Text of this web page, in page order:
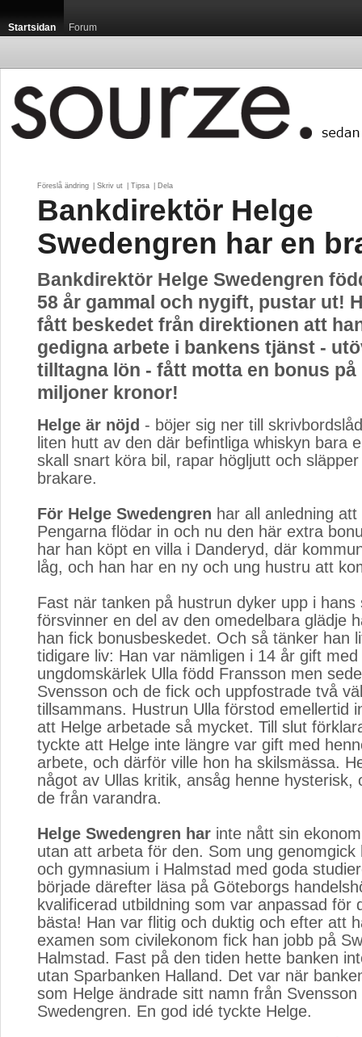
Startsidan Forum
Föreslå ändring Skriv ut Tipsa Dela
Bankdirektör Helge
Swedengren har en
Bankdirektör Helge Swedengren
58 år gammal och nygift, pustar ut!
fått beskedet från direktionen att
gedigna arbete i bankens tjänst -
tilltagna lön - fått motta en bonus på
miljoner kronor!
Helge är nöjd - böjer sig ner till
liten hutt av den där befintliga whiskyn bara
skall snart köra bil, rapar högljutt och
brakare.
För Helge Swedengren har all anledning
Pengarna flödar in och nu den här extra
har han köpt en villa i Danderyd, där
låg, och han har en ny och ung hustru att
Fast när tanken på hustrun dyker upp i hans
försvinner en del av den omedelbara glädje
han fick bonusbeskedet. Och så tänker han
tidigare liv: Han var nämligen i 14 år gift med
ungdomskärlek Ulla född Fransson men
Svensson och de fick och uppfostrade två
tillsammans. Hustrun Ulla förstod emellertid
att Helge arbetade så mycket. Till slut
tyckte att Helge inte längre var gift med
arbete, och därför ville hon ha skilsmässa.
något av Ullas kritik, ansåg henne hysterisk,
de från varandra.
Helge Swedengren har inte nått sin
utan att arbeta för den. Som ung genomgick
och gymnasium i Halmstad med goda
började därefter läsa på Göteborgs
kvalificerad utbildning som var anpassad för
bästa! Han var flitig och duktig och efter att
examen som civilekonom fick han jobb på
Halmstad. Fast på den tiden hette banken
utan Sparbanken Halland. Det var när
som Helge ändrade sitt namn från Svensson
Swedengren. En god idé tyckte Helge.